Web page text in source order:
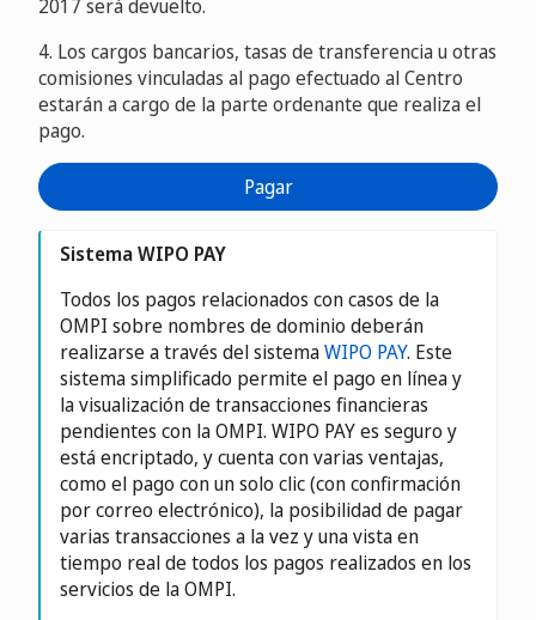
2017 será devuelto.
4. Los cargos bancarios, tasas de transferencia u otras
comisiones vinculadas al pago efectuado al Centro
estarán a cargo de la parte ordenante que realiza el
pago.
Pagar
Sistema WIPO PAY
Todos los pagos relacionados con casos de la
OMPI sobre nombres de dominio deberán
realizarse a través del sistemaWIPO PAY. Este
sistema simplificado permite el pago en línea y
la visualización de transacciones financieras
pendientes con la OMPI. WIPO PAY es seguro y
está encriptado, y cuenta con varias ventajas,
como el pago con un solo clic (con confirmación
por correo electrónico), la posibilidad de pagar
varias transacciones a la vez y una vista en
tiempo real de todos los pagos realizados en los
servicios de la OMPI.